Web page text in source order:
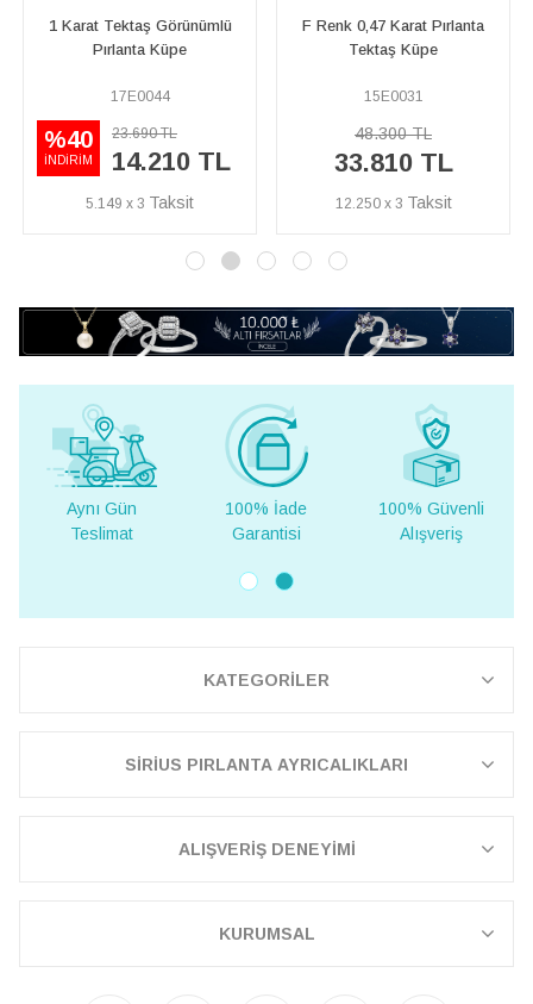
F Renk 0,47 Karat Pırlanta
Tektaş Küpe
15E0031
48.300 TL
33.810 TL
12.250 x 3
G Renk 0,82 Karat Pırlanta
Tektaş Küpe
24E0003
İNDİRİM
132.850 TL
79.710 TL
28.881 x 3
100% İade
Garantisi
100% Güvenli
Alışveriş
Yurt Dışına
Teslimat
KATEGORİLER
SİRİUS PIRLANTA AYRICALIKLARI
ALIŞVERİŞ DENEYİMİ
KURUMSAL